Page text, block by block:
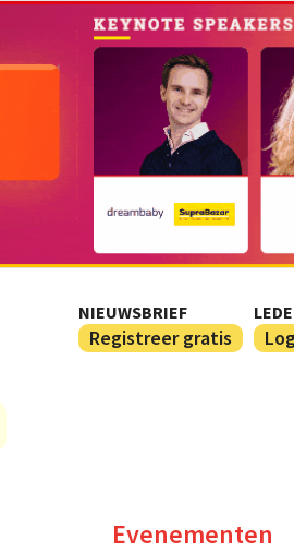
NIEUWSBRIEF
Registreer gratis
Evenementen